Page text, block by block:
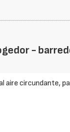
-
aire circundante,